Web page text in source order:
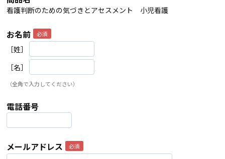
看護判断のための気づきとアセスメント 小児看護
お名前
［姓］
［名］
（全角で入力してください）
電話番号
メールアドレス